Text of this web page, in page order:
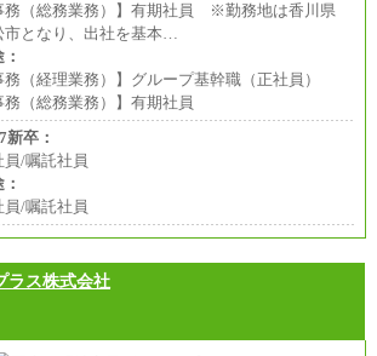
務（総務業務）】有期社員 ※勤務地は香川県
市となり、出社を基本…
務（経理業務）】グループ基幹職（正社員）
務（総務業務）】有期社員
新卒：
員/嘱託社員
員/嘱託社員
ラス株式会社